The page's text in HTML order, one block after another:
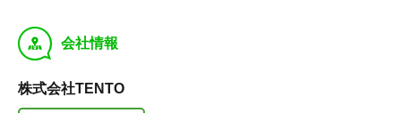
y 会社情報
株式会社TENTO